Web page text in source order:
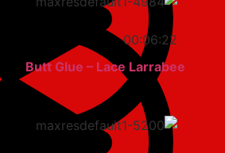
00:06:22
Butt Glue – Lace Larrabee